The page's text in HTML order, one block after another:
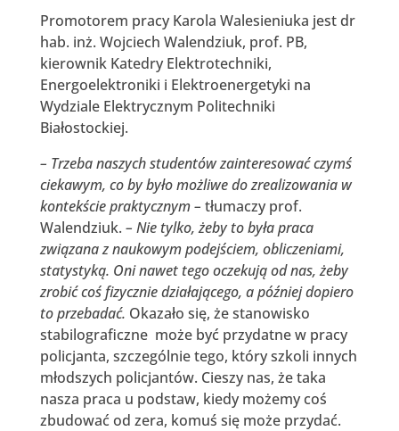
Promotorem pracy Karola Walesieniuka jest dr
hab. inż. Wojciech Walendziuk, prof. PB,
kierownik Katedry Elektrotechniki,
Energoelektroniki i Elektroenergetyki na
Wydziale Elektrycznym Politechniki
Białostockiej.
– Trzeba naszych studentów zainteresować czymś
ciekawym, co by było możliwe do zrealizowania w
kontekście praktycznym – tłumaczy prof.
Walendziuk. – Nie tylko, żeby to była praca
związana z naukowym podejściem, obliczeniami,
statystyką. Oni nawet tego oczekują od nas, żeby
zrobić coś fizycznie działającego, a później dopiero
to przebadać. Okazało się, że stanowisko
stabilograficzne może być przydatne w pracy
policjanta, szczególnie tego, który szkoli innych
młodszych policjantów. Cieszy nas, że taka
nasza praca u podstaw, kiedy możemy coś
zbudować od zera, komuś się może przydać.